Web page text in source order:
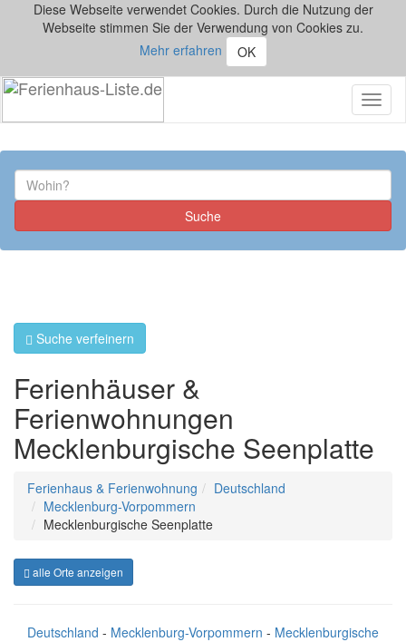
Diese Webseite verwendet Cookies. Durch die Nutzung der
Webseite stimmen Sie der Verwendung von Cookies zu.
Mehr erfahren
OK
Suche verfeinern
Ferienhäuser &
Ferienwohnungen
Mecklenburgische Seenplatte
Ferienhaus & Ferienwohnung
Deutschland
Mecklenburg-Vorpommern
Mecklenburgische Seenplatte
alle Orte anzeigen
Deutschland - Mecklenburg-Vorpommern - Mecklenburgische